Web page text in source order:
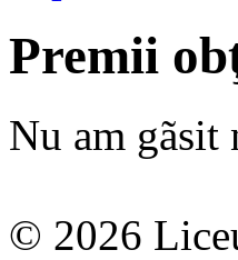
Premii
Nu am gãsit
© 2026